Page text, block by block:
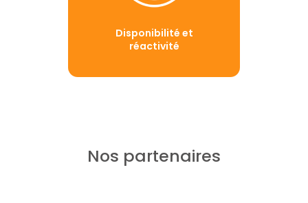
Disponibilité et
réactivité
Nos partenaires